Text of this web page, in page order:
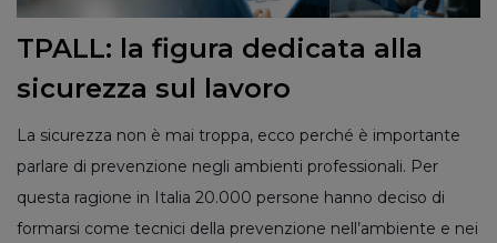
TPALL: la figura dedicata alla
sicurezza sul lavoro
La sicurezza non è mai troppa, ecco perché è importante
parlare di prevenzione negli ambienti professionali. Per
questa ragione in Italia 20.000 persone hanno deciso di
formarsi come tecnici della prevenzione nell’ambiente e nei